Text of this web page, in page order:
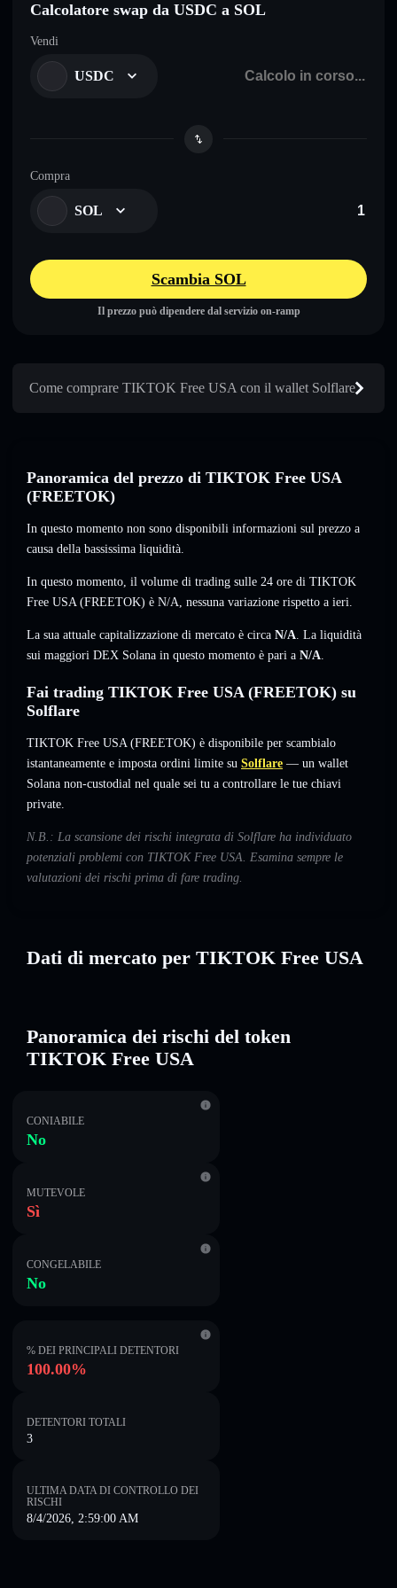
Calcolatore swap da USDC a SOL
Vendi
USDC
Compra
SOL
Scambia SOL
Il prezzo può dipendere dal servizio on-ramp
Come comprare TIKTOK Free USA con il wallet Solflare
Panoramica del prezzo di TIKTOK Free USA
(FREETOK)
In questo momento non sono disponibili informazioni sul prezzo a
causa della bassissima liquidità.
In questo momento, il volume di trading sulle 24 ore di TIKTOK
Free USA (FREETOK) è N/A, nessuna variazione rispetto a ieri.
La sua attuale capitalizzazione di mercato è circa N/A. La liquidità
sui maggiori DEX Solana in questo momento è pari a N/A.
Fai trading TIKTOK Free USA (FREETOK) su
Solflare
TIKTOK Free USA (FREETOK) è disponibile per scambialo
istantaneamente e imposta ordini limite su Solflare — un wallet
Solana non-custodial nel quale sei tu a controllare le tue chiavi
private.
N.B.: La scansione dei rischi integrata di Solflare ha individuato
potenziali problemi con TIKTOK Free USA. Esamina sempre le
valutazioni dei rischi prima di fare trading.
Dati di mercato per TIKTOK Free USA
Panoramica dei rischi del token
TIKTOK Free USA
CONIABILE
No
MUTEVOLE
Sì
CONGELABILE
No
% DEI PRINCIPALI DETENTORI
100.00%
DETENTORI TOTALI
3
ULTIMA DATA DI CONTROLLO DEI
RISCHI
8/4/2026, 2:59:00 AM